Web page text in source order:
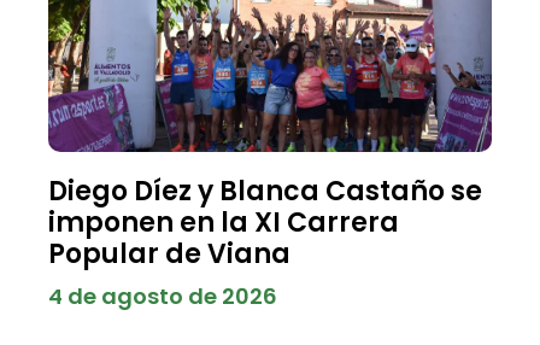
Diego Díez y Blanca Castaño se
imponen en la XI Carrera
Popular de Viana
4 de agosto de 2026